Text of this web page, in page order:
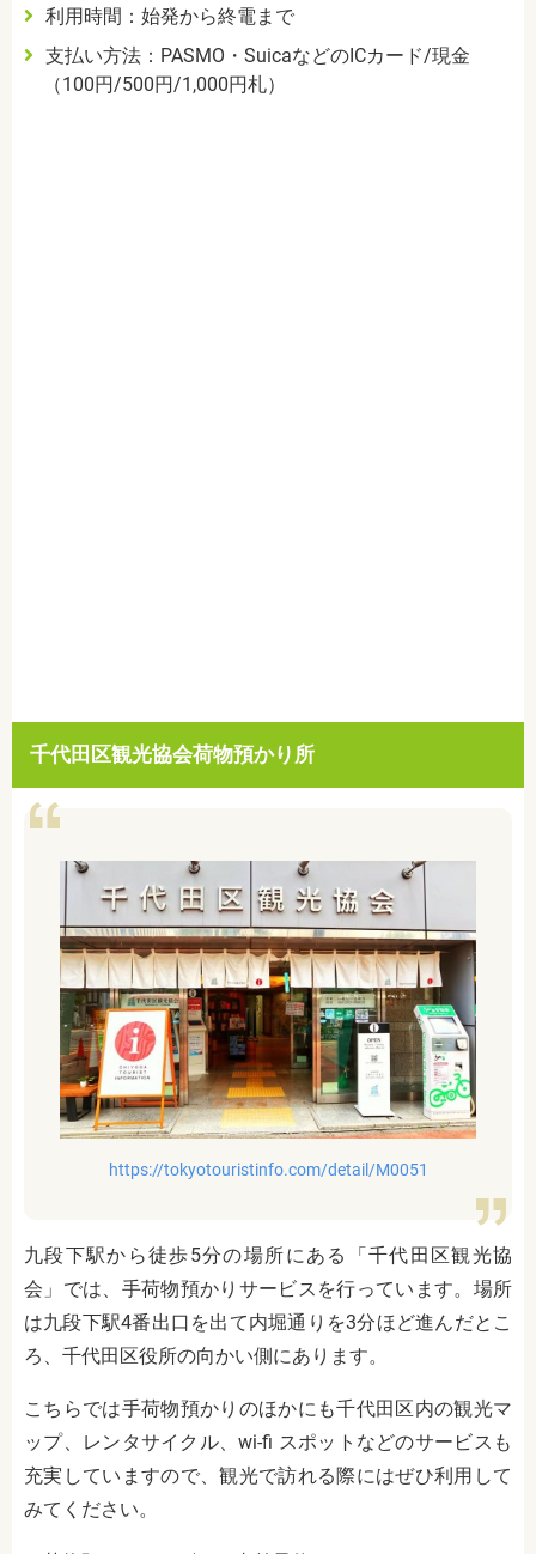
利用時間：始発から終電まで
支払い方法：PASMO・SuicaなどのICカード/現金
（100円/500円/1,000円札）
千代田区観光協会荷物預かり所
https://tokyotouristinfo.com/detail/M0051
九段下駅から徒歩5分の場所にある「千代田区観光協
会」では、手荷物預かりサービスを行っています。場所
は九段下駅4番出口を出て内堀通りを3分ほど進んだとこ
ろ、千代田区役所の向かい側にあります。
こちらでは手荷物預かりのほかにも千代田区内の観光マ
ップ、レンタサイクル、wi-fi スポットなどのサービスも
充実していますので、観光で訪れる際にはぜひ利用して
みてください。